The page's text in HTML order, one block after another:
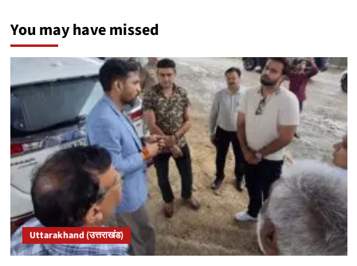
You may have missed
Uttarakhand (उत्तराखंड)